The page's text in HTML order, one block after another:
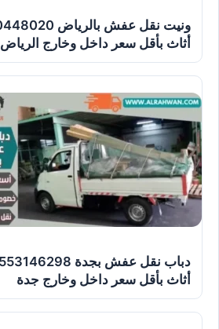
أثاث بأقل سعر داخل وخارج الرياض
أثاث بأقل سعر داخل وخارج جدة